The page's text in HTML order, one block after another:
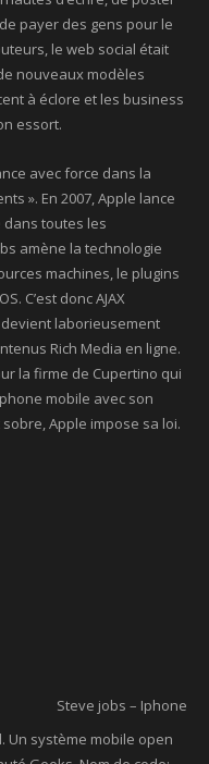
payer des gens pour le
le web social était
nouveaux modèles
à éclore et les business
essort.
avec force dans la
». En 2007, Apple lance
dans toutes les
amène la technologie
machines, le plugins
C’est donc AJAX
devient laborieusement
Rich Media en ligne.
la firme de Cupertino qui
mobile avec son
Apple impose sa loi.
Steve jobs – Iphone
Un système mobile open